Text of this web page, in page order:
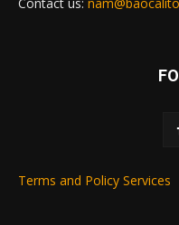
Terms and Policy Services